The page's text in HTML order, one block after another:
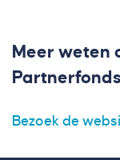
Meer weten
Bezoek de